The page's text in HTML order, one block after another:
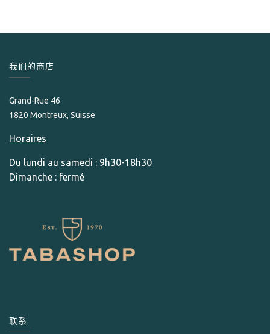
我们的商店
Grand-Rue 46
1820 Montreux, Suisse
Horaires
Du lundi au samedi : 9h30-18h30
Dimanche : fermé
联系